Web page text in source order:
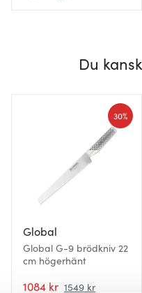
Du
Global
Global G-9 brödkniv 22
cm högerhänt
1084 kr 1549 kr
30%